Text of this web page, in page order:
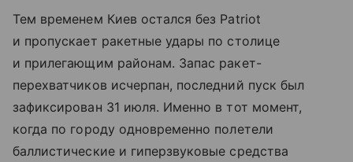
Тем временем Киев остался без Patriot
и пропускает ракетные удары по столице
и прилегающим районам. Запас ракет-
перехватчиков исчерпан, последний пуск был
зафиксирован 31 июля. Именно в тот момент,
когда по городу одновременно полетели
баллистические и гиперзвуковые средства